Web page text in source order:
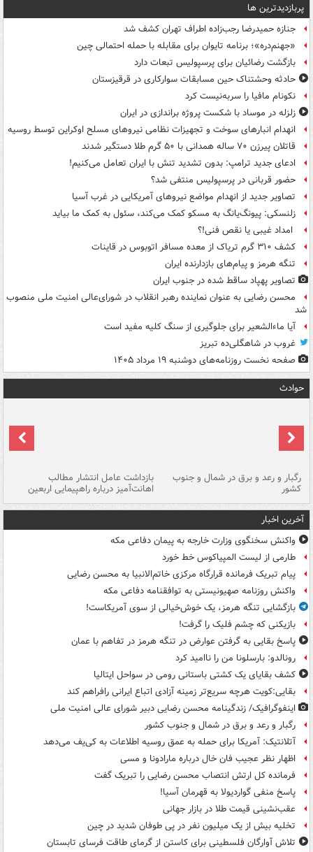
پربازدیدترین ها
جنازه حمیدرضا رجب‌زاده اطراف تهران کشف شد
«جهنم‌دره»؛ برنامه تایوان برای مقابله با حمله احتمالی چین
بازگشت رضائیان برای پرسپولیس تبعات دارد
حادثه وحشتناک حین مسابقات سوارکاری در قرقیزستان
نکونام مافیا را سربه‌نیست کرد
زلزله در موساد با شکست پروژه براندازی در ایران
انهدام انبارهای سوخت و تجهیزات نظامی نیروهای مسلح اوکراین توسط روسیه
قاتلان پیرزن ۷۰ ساله همدانی با ۵۰ گرم طلا دستگیر شدند
ادعای جدید ترامپ: بدون تشدید تنش با ایران تعامل می‌کنیم!
حضور قربانی در پرسپولیس منتفی شد؟
تصاویر جدید از انهدام مواضع نیروهای آمریکایی در غرب آسیا
زلنسکی: پیونگ‌یانگ به مسکو کمک می‌کند، سئول به کمک ما بیاید
امداد غیبی یا نقص فنی!؟
کشف ۳۱۰ گرم تریاک از معده مسافر اتوبوس در قاینات
تنگه هرمز و پیام‌های بازدارنده ایران
تصاویر پهپاد ساقط شده در جنوب ایران
محسن رضایی به عنوان نماینده رهبر انقلاب در شورای‌عالی امنیت ملی منصوب
شد
آیا ماءالشعیر برای جلوگیری از سنگ کلیه مفید است
غروب در شاهگلی‌ده تبریز
صفحه نخست روزنامه‌های دوشنبه ۱۹ مرداد ۱۴۰۵
حوادث
رگبار و رعد و برق در شمال و جنوب
کشور
بازداشت عامل انتشار مطالب
اهانت‌آمیز درباره راهپیمایی اربعین
آخرین اخبار
واکنش سخنگوی وزارت خارجه به پیمان دفاعی مکه
طارمی از لیست المپیاکوس خط خورد
پیام تبریک فرمانده قرارگاه مرکزی خاتم‌الانبیا به محسن رضایی
واکنش روزنامه صهیونیستی به توافقنامه دفاعی مکه
بازگشایی تنگه هرمز، یک خوش‌خیالی از سوی آمریکاست!
بازیکنی که چشم فلیک را گرفت!
پاسخ بقایی به گرفتن عوارض در تنگه هرمز در تفاهم با عمان
رونالدو: بارسلونا من را ناامید کرد
کشف بقایای یک کشتی باستانی رومی در سواحل ایتالیا
بقایی:کویت هرچه سریع‌تر زمینه آزادی اتباع ایرانی رافراهم کند
اینفوگرافیک/ زندگینامه محسن رضایی دبیر شورای عالی امنیت‌ ملی
رگبار و رعد و برق در شمال و جنوب کشور
آتلانتیک: آمریکا برای حمله به عمق روسیه اطلاعات به کی‌یف می‌دهد
اظهار نظر عجیب فان خال درباره مارادونا و مسی
فرمانده کل ارتش انتصاب محسن رضایی را تبریک گفت
پاسخ منفی گواردیولا به قهرمان آسیا!
عقب‌نشینی قیمت طلا در بازار جهانی
تخلیه بیش از یک میلیون نفر در پی طوفان شدید در چین
تلاش آوارگان فلسطینی برای کاستن از گرمای طاقت فرسای تابستان